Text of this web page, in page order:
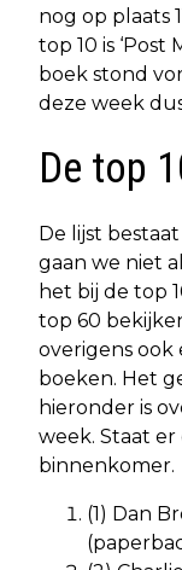
nog op plaats
top 10 is ‘Post
boek stond
deze week
De top
De lijst
gaan we niet
het bij de top
top 60
overigens ook
boeken. Het
hieronder is
week. Staat er
binnenkomer.
(1) Dan